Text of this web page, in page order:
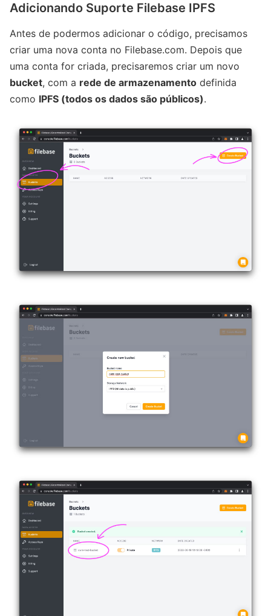
Adicionando Suporte Filebase IPFS
Antes de podermos adicionar o código, precisamos
criar uma nova conta no Filebase.com. Depois que
uma conta for criada, precisaremos criar um novo
bucket, com a rede de armazenamento definida
como IPFS (todos os dados são públicos).